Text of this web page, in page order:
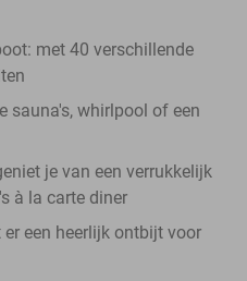
met 40 verschillende
sauna's, whirlpool of een
je van een verrukkelijk
à la carte diner
een heerlijk ontbijt voor